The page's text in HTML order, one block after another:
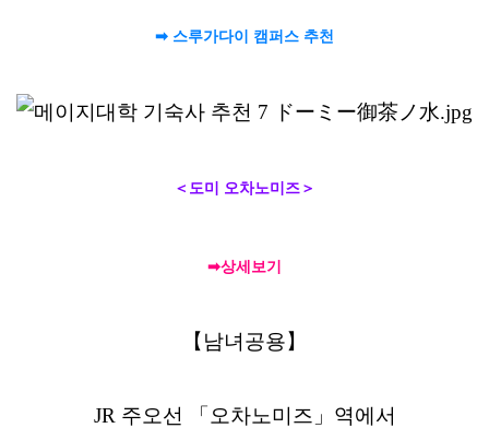
➡ 스루가다이 캠퍼스 추천
＜도미 오차노미즈＞
➡상세보기
【남녀공용】
JR 주오선 「오차노미즈」역에서